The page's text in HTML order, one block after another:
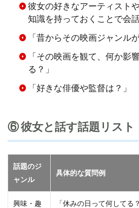
彼女の好きなアーティスト
知識を持っておくことで会
「昔からその映画ジャンル
「その映画を観て、何か影
る？」
「好きな俳優や監督は？」
⑥ 彼女と話す話題リスト
話題のジ
ャンル
具体的な質問例
興味・趣
「休みの日って何してる